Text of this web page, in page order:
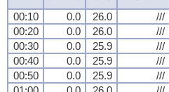
00:10
0.0 26.0 ///
00:20
0.0 26.0 ///
00:30
0.0 25.9 ///
00:40
0.0 25.9 ///
00:50
0.0 25.9 ///